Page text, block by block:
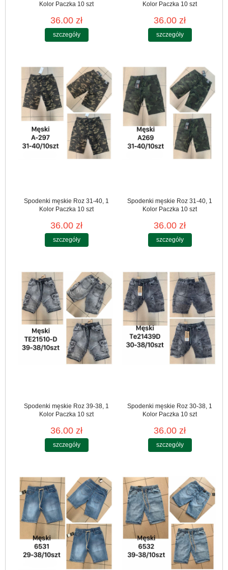
Kolor Paczka 10 szt
36.00 zł
szczegóły
Kolor Paczka 10 szt
36.00 zł
szczegóły
Spodenki męskie Roz 31-40, 1
Kolor Paczka 10 szt
36.00 zł
szczegóły
Spodenki męskie Roz 31-40, 1
Kolor Paczka 10 szt
36.00 zł
szczegóły
Spodenki męskie Roz 39-38, 1
Kolor Paczka 10 szt
36.00 zł
szczegóły
Spodenki męskie Roz 30-38, 1
Kolor Paczka 10 szt
36.00 zł
szczegóły